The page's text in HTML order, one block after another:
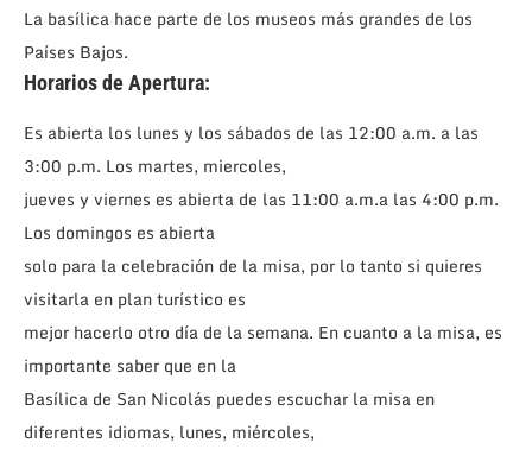
La basílica hace parte de los museos más grandes de los
Países Bajos.
Horarios de Apertura:
Es abierta los lunes y los sábados de las 12:00 a.m. a las
3:00 p.m. Los martes, miercoles,
jueves y viernes es abierta de las 11:00 a.m.a las 4:00 p.m.
Los domingos es abierta
solo para la celebración de la misa, por lo tanto si quieres
visitarla en plan turístico es
mejor hacerlo otro día de la semana. En cuanto a la misa, es
importante saber que en la
Basílica de San Nicolás puedes escuchar la misa en
diferentes idiomas, lunes, miércoles,